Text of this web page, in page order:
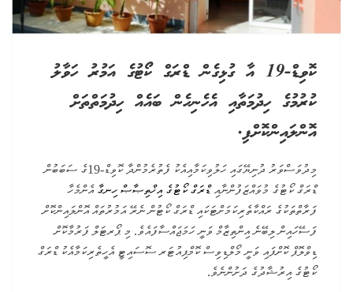
ކޮވިޑް-19 އާ ގުޅިގެން ޑްރަގް ކޯޓުގެ އަމުރު ހަވާލު
ކުރުމުގެ ހިދުމަތާއި އެހެނިހެން ބައެއް ހިދުމަތްތަށް
އޮންލައިންކޮށްފި.
މިދުވަސްވަރު ދުނިޔޭގައި ހަލުވިކަމާއިއެކު ފެތުރެމުންދާ ކޮވިޑް-19ގެ
ސަބަބުން
ޑްރަގް ކޯޓުގެ މުވައްޒަފުންނާއިޑްރަގް ކޯޓުގެ އިޚްތިޞާޞް ހިނގާ އެންމެހާ
ފަރާތްތަކުގެ ރައްކާތެރިކަމަށްޓަކައި ޑްރަގް ކޯޓުން ނެރޭ އަމުރުތައް އޮންލައިންކޮށް
ފަސޭހައިން ލިބޭނެ އިންތިޒާމް ވަނީ ހަމަޖައްސާފައެވެ. މި ޕޯރޓަލް ފަރުމާކޮށް
ޑިވްލޮޕް ކޮށްފައި ވަނީ މޯލްޑިވިސް ކޮމްޕިއުޓަރ ސޮސައިޓީ އެހީތެރިކަމާއެކު ޑްރަގް
ކޯޓުގެ އިރުޝާދުގެ ދަށުންނެވެ.